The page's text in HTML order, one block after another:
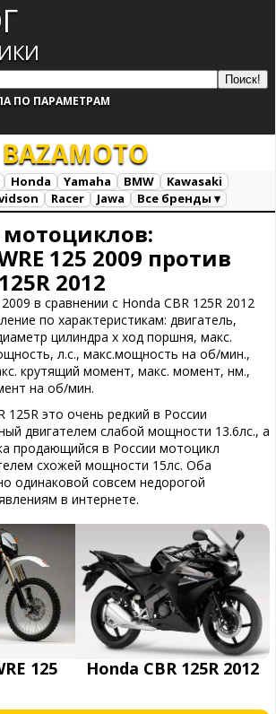
ПО ПАРАМЕТРАМ
BAZAMOTO
Honda Yamaha BMW
Kawasaki
Racer Jawa
Все бренды ▾
125 2009 против
2012
в сравнении с Honda CBR 125R 2012
по характеристикам: двигатель,
цилиндра х ход поршня, макс.
л.с., макс.мощность на об/мин.,
крутящий момент, макс. момент, нм.,
на об/мин.
125R это очень редкий в России
двигателем слабой мощности 13.6лс., а
продающийся в России мотоцикл
схожей мощности 15лс. Оба
одинаковой совсем недорогой
в интернете.
125
Honda CBR 125R 2012